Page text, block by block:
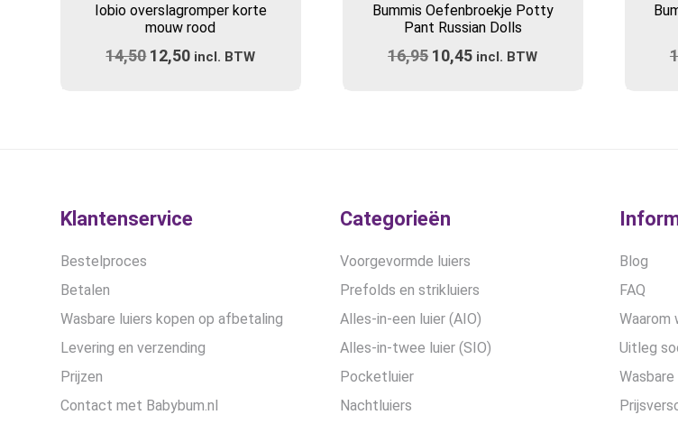
heeft
meerdere
variaties.
productpagina
Iobio overslagromper korte
mouw rood
14,50 Oorspronkelijke
12,50 Huidige
incl. BTW
heeft
meerdere
variaties.
Bummis Oefenbroekje Potty
Pant Russian Dolls
16,95 Oorspronkelijke
10,45 Huidige
incl. BTW
Klantenservice
Bestelproces
Betalen
Wasbare luiers kopen op afbetaling
Levering en verzending
Prijzen
Contact met Babybum.nl
Categorieën
Voorgevormde luiers
Prefolds en strikluiers
Alles-in-een luier (AIO)
Alles-in-twee luier (SIO)
Pocketluier
Nachtluiers
Blog
FAQ
Waarom
Uitleg